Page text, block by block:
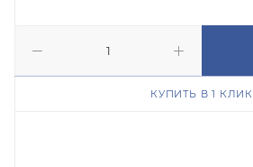
КУПИТЬ В 1 КЛИК